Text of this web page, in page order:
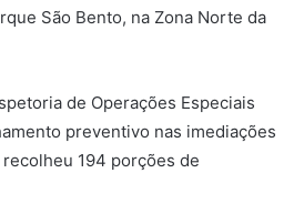
São Bento, na Zona Norte da
de Operações Especiais
preventivo nas imediações
194 porções de